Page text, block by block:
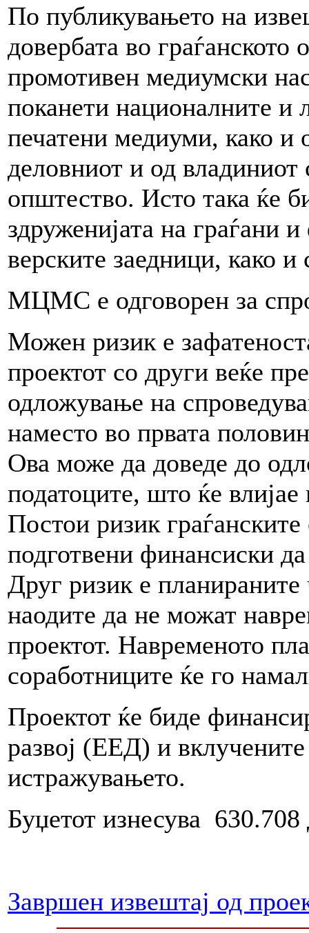
По публикувањето на
довербата во
промотивен медиумски
поканети националните и
печатени медиуми, како и
деловниот и од владиниот
општество. Исто така ќе
здруженијата на граѓани
верските заедници, како и
МЦМС е одговорен за
Можен ризик е
проектот со други веќе
одложување на
наместо во првата
Ова може да доведе до
податоците, што ќе
Постои ризик
подготвени финансиски
Друг ризик е планираните
наодите да не можат
проектот. Навременото
соработниците ќе го
Проектот ќе биде
развој (ЕЕД) и
истражувањето.
Буџетот изнесува 630.708
Завршен извештај од